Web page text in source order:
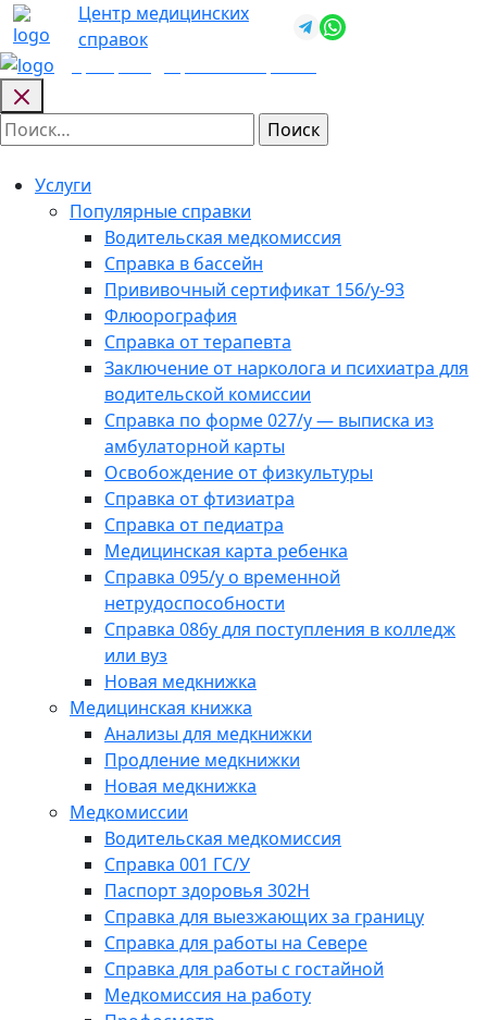
Skip
to
content
Центр медицинских
справок
Найти:
Услуги
Популярные справки
Водительская медкомиссия
Справка в бассейн
Прививочный сертификат 156/у-93
Флюорография
Справка от терапевта
Заключение от нарколога и психиатра для
водительской комиссии
Справка по форме 027/у — выписка из
амбулаторной карты
Освобождение от физкультуры
Справка от фтизиатра
Справка от педиатра
Медицинская карта ребенка
Справка 095/у о временной
нетрудоспособности
Справка 086у для поступления в колледж
или вуз
Новая медкнижка
Медицинская книжка
Анализы для медкнижки
Продление медкнижки
Новая медкнижка
Медкомиссии
Водительская медкомиссия
Справка 001 ГС/У
Паспорт здоровья 302Н
Справка для выезжающих за границу
Справка для работы на Севере
Справка для работы с гостайной
Медкомиссия на работу